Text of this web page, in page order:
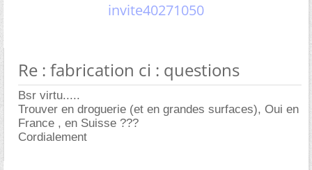
invite40271050
Re : fabrication ci : questions
Bsr virtu.....
Trouver en droguerie (et en grandes surfaces), Oui en
France , en Suisse ???
Cordialement